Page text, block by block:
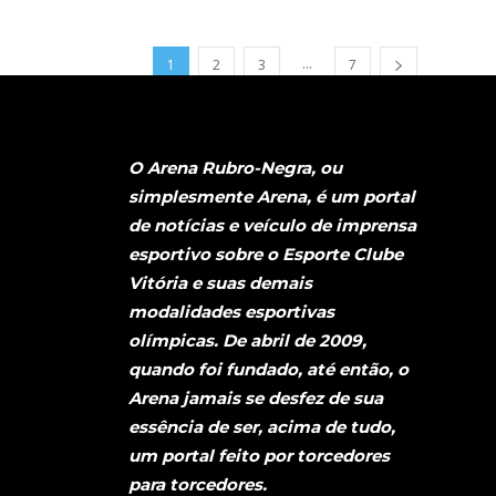
1 2 3 ... 7
O Arena Rubro-Negra, ou
simplesmente Arena, é um portal
de notícias e veículo de imprensa
esportivo sobre o Esporte Clube
Vitória e suas demais
modalidades esportivas
olímpicas. De abril de 2009,
quando foi fundado, até então, o
Arena jamais se desfez de sua
essência de ser, acima de tudo,
um portal feito por torcedores
para torcedores.